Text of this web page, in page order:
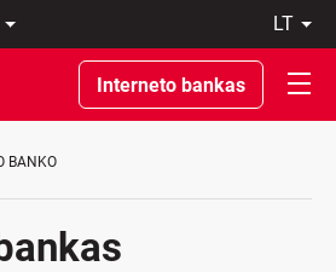
Interneto bankas
BANKO